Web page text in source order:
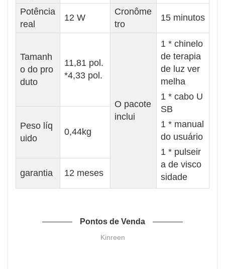
Potência
real
12 W
Cronôme
tro
15 minutos
Tamanh
o do pro
duto
11,81 pol.
*4,33 pol.
O pacote
inclui
1 * chinelo
de terapia
de luz ver
melha
1 * cabo U
SB
1 * manual
do usuário
1 * pulseir
a de visco
sidade
Peso líq
uido
0,44kg
garantia 12 meses
Pontos de Venda
Kinreen